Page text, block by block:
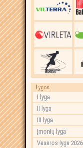
Lygos
I lyga
II lyga
III lyga
Įmonių lyga
Vasaros lyga 2026